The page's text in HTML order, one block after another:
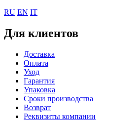
RU EN IT
Для клиентов
Доставка
Оплата
Уход
Гарантия
Упаковка
Сроки производства
Возврат
Реквизиты компании